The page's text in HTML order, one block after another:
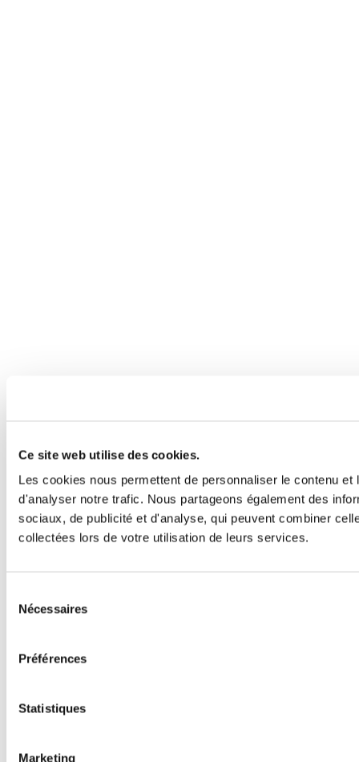
Ce site web utilise des cookies.
Les cookies nous permettent de personnaliser le contenu
d'analyser notre trafic. Nous partageons également des
sociaux, de publicité et d'analyse, qui peuvent combiner
collectées lors de votre utilisation de leurs services.
Nécessaires
Préférences
Statistiques
Marketing